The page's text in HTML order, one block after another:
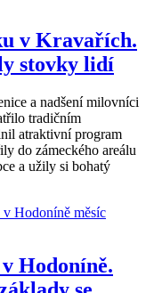
v Kravařích.
stovky lidí
a nadšení milovníci
tradičním
atraktivní program
do zámeckého areálu
a užily si bohatý
Hodoníně.